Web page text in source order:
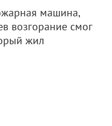
машина,
возгорание смог
жил